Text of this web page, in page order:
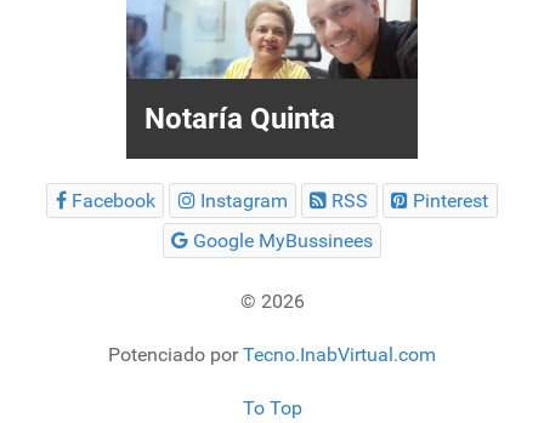
Notaría Quinta
Facebook Instagram RSS
Pinterest
Google MyBussinees
© 2026
Potenciado porTecno.InabVirtual.com
To Top